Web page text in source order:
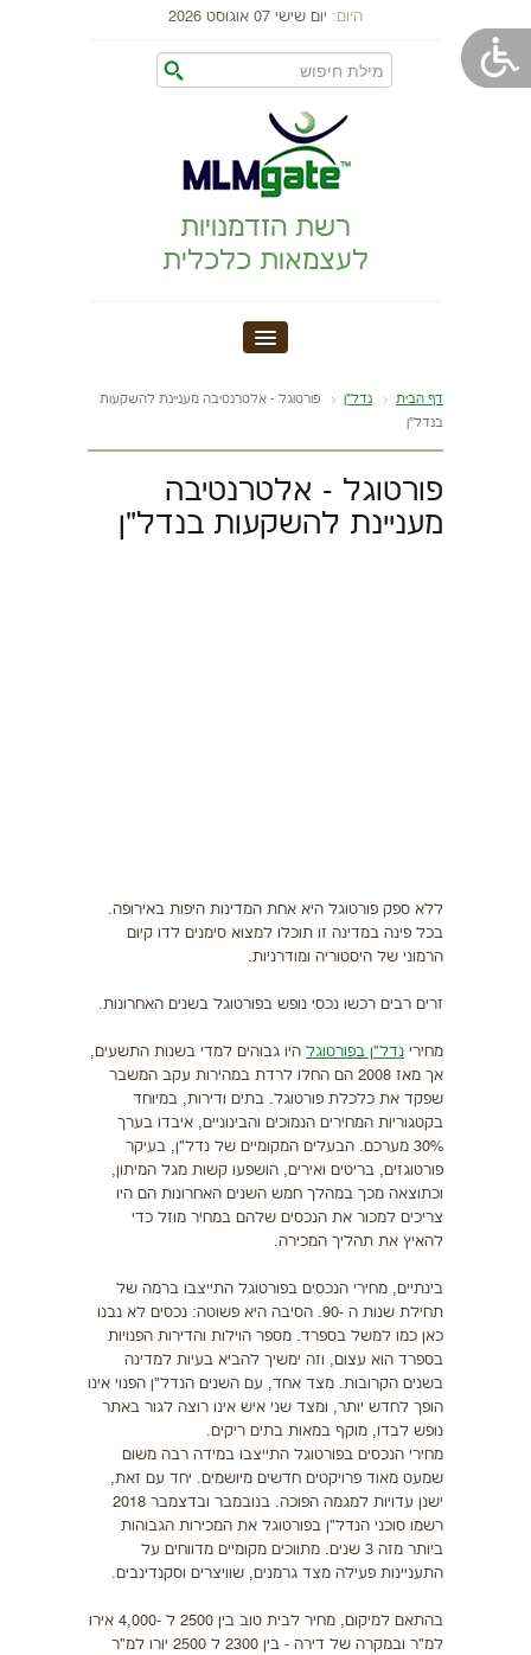
היום: יום שישי 07 אוגוסט 2026
רשת הזדמנויות
לעצמאות כלכלית
MLM GATE
הקמת עסק
התפתחות אישית
דף הבית נדל"ן
פורטוגל - אלטרנטיבה מעניינת להשקעות
בנדל"ן
פורטוגל - אלטרנטיבה
מעניינת להשקעות בנדל"ן
ללא ספק פורטוגל היא אחת המדינות היפות באירופה.
בכל פינה במדינה זו תוכלו למצוא סימנים לדו קיום
הרמוני של היסטוריה ומודרניות.
זרים רבים רכשו נכסי נופש בפורטוגל בשנים האחרונות.
מחירי נדל"ן בפורטוגל היו גבוהים למדי בשנות התשעים,
אך מאז 2008 הם החלו לרדת במהירות עקב המשבר
שפקד את כלכלת פורטוגל. בתים ודירות, במיוחד
בקטגוריות המחירים הנמוכים והבינוניים, איבדו בערך
30% מערכם. הבעלים המקומיים של נדל"ן, בעיקר
פורטוגזים, בריטים ואירים, הושפעו קשות מגל המיתון,
וכתוצאה מכך במהלך חמש השנים האחרונות הם היו
צריכים למכור את הנכסים שלהם במחיר מוזל כדי
להאיץ את תהליך המכירה.
בינתיים, מחירי הנכסים בפורטוגל התייצבו ברמה של
תחילת שנות ה -90. הסיבה היא פשוטה: נכסים לא נבנו
כאן כמו למשל בספרד. מספר הוילות והדירות הפנויות
בספרד הוא עצום, וזה ימשיך להביא בעיות למדינה
בשנים הקרובות. מצד אחד, עם השנים הנדל"ן הפנוי אינו
הופך לחדש יותר, ומצד שני איש אינו רוצה לגור באתר
נופש לבדו, מוקף במאות בתים ריקים.
מחירי הנכסים בפורטוגל התייצבו במידה רבה משום
שמעט מאוד פרויקטים חדשים מיושמים. יחד עם זאת,
ישנן עדויות למגמה הפוכה. בנובמבר ובדצמבר 2018
רשמו סוכני הנדל"ן בפורטוגל את המכירות הגבוהות
ביותר מזה 3 שנים. מתווכים מקומיים מדווחים על
התעניינות פעילה מצד גרמנים, שוויצרים וסקנדינבים.
בהתאם למיקום, מחיר לבית טוב בין 2500 ל -4,000 אירו
למ"ר ובמקרה של דירה - בין 2300 ל 2500 יורו למ"ר